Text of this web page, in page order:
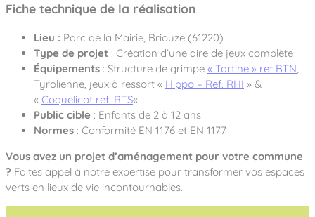
Fiche technique de la réalisation
Lieu : Parc de la Mairie, Briouze (61220)
Type de projet : Création d’une aire de jeux complète
Équipements : Structure de grimpe « Tartine » ref BTN,
Tyrolienne, jeux à ressort « Hippo – Ref. RHI » &
« Coquelicot ref. RTS«
Public cible : Enfants de 2 à 12 ans
Normes : Conformité EN 1176 et EN 1177
Vous avez un projet d’aménagement pour votre commune
? Faites appel à notre expertise pour transformer vos espaces
verts en lieux de vie incontournables.